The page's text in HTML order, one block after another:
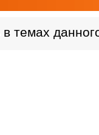
темах